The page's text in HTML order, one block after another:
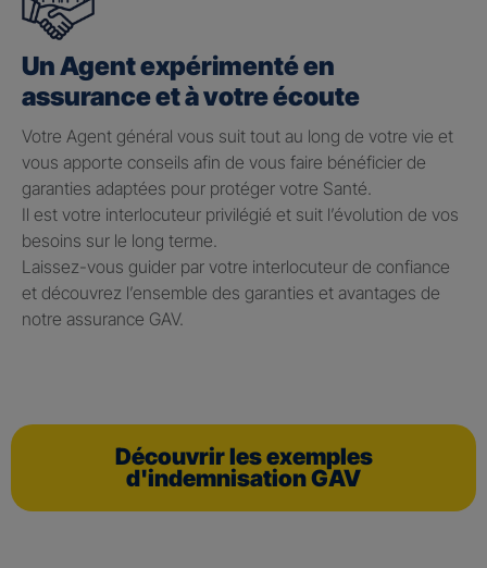
Un Agent expérimenté en
assurance et à votre écoute
Votre Agent général vous suit tout au long de votre vie et
vous apporte conseils afin de vous faire bénéficier de
garanties adaptées pour protéger votre Santé.
Il est votre interlocuteur privilégié et suit l’évolution de vos
besoins sur le long terme.
Laissez-vous guider par votre interlocuteur de confiance
et découvrez l’ensemble des garanties et avantages de
notre assurance GAV.
Découvrir les exemples
d'indemnisation GAV